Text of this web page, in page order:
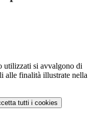
utilizzati si avvalgono di
alle finalità illustrate nella
tutti i cookies